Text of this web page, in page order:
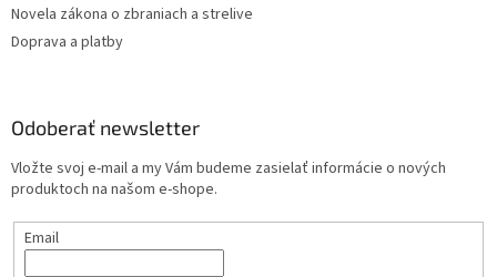
Novela zákona o zbraniach a strelive
Doprava a platby
Odoberať newsletter
Vložte svoj e-mail a my Vám budeme zasielať informácie o nových
produktoch na našom e-shope.
Email